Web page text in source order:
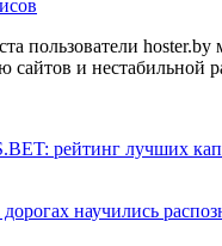
пользователи hoster.by
сайтов и нестабильной
рейтинг лучших
научились